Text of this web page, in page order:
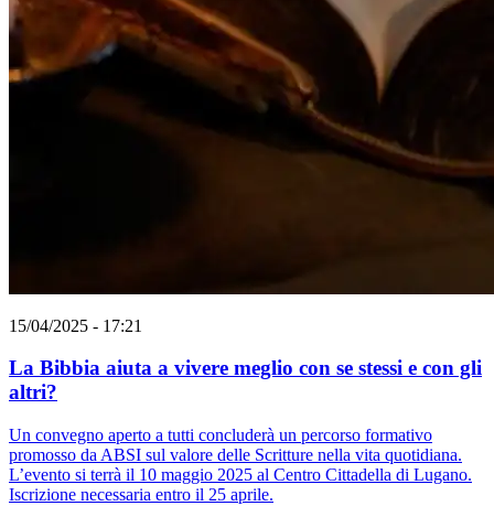
15/04/2025 - 17:21
La Bibbia aiuta a vivere meglio con se stessi e con gli
altri?
Un convegno aperto a tutti concluderà un percorso formativo
promosso da ABSI sul valore delle Scritture nella vita quotidiana.
L’evento si terrà il 10 maggio 2025 al Centro Cittadella di Lugano.
Iscrizione necessaria entro il 25 aprile.